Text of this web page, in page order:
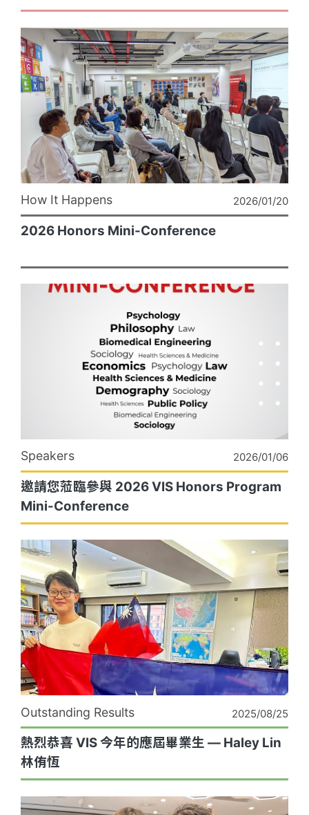
How It Happens 2026/01/20
2026 Honors Mini-Conference
Speakers 2026/01/06
邀請您蒞臨參與 2026 VIS Honors Program
Mini-Conference
Outstanding Results 2025/08/25
熱烈恭喜 VIS 今年的應屆畢業生 — Haley Lin
林侑恆